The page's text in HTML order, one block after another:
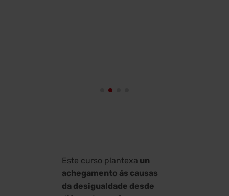
Este curso plantexa un
achegamento ás causas
da desigualdade desde